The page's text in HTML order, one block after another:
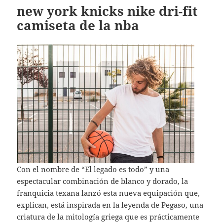
new york knicks nike dri-fit
camiseta de la nba
Con el nombre de “El legado es todo” y una
espectacular combinación de blanco y dorado, la
franquicia texana lanzó esta nueva equipación que,
explican, está inspirada en la leyenda de Pegaso, una
criatura de la mitología griega que es prácticamente